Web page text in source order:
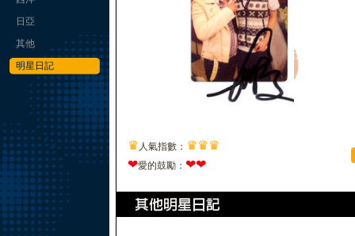
日亞
其他
明星日記
♛ 人氣指數： ♛♛♛
❤愛的鼓勵： ❤❤